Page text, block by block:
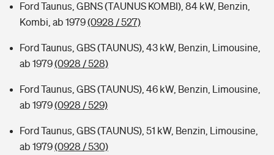
Ford Taunus, GBNS (TAUNUS KOMBI), 84 kW, Benzin,
Kombi, ab 1979(0928 / 527)
Ford Taunus, GBS (TAUNUS), 43 kW, Benzin, Limousine,
ab 1979(0928 / 528)
Ford Taunus, GBS (TAUNUS), 46 kW, Benzin, Limousine,
ab 1979(0928 / 529)
Ford Taunus, GBS (TAUNUS), 51 kW, Benzin, Limousine,
ab 1979(0928 / 530)